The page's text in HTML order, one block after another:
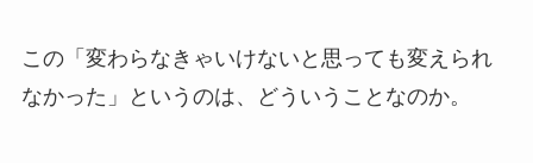
この「変わらなきゃいけないと思っても変えられ
なかった」というのは、どういうことなのか。